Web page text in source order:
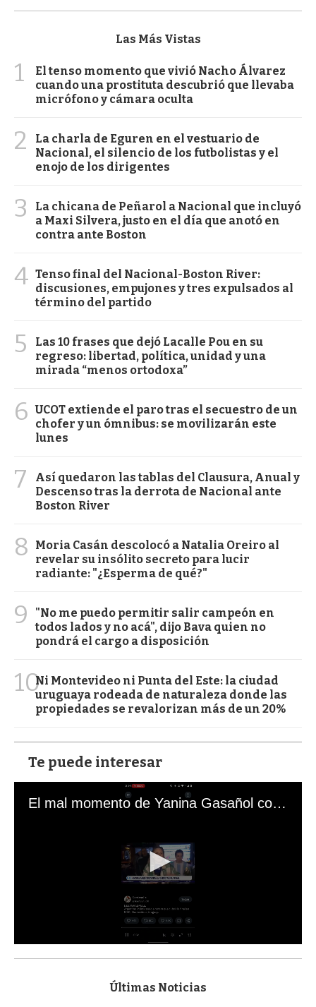
Las Más Vistas
1
El tenso momento que vivió Nacho Álvarez
cuando una prostituta descubrió que llevaba
micrófono y cámara oculta
2
La charla de Eguren en el vestuario de
Nacional, el silencio de los futbolistas y el
enojo de los dirigentes
3
La chicana de Peñarol a Nacional que incluyó
a Maxi Silvera, justo en el día que anotó en
contra ante Boston
4 Tenso final del Nacional-Boston River:
discusiones, empujones y tres expulsados al
término del partido
5
Las 10 frases que dejó Lacalle Pou en su
regreso: libertad, política, unidad y una
mirada “menos ortodoxa”
6 UCOT extiende el paro tras el secuestro de un
chofer y un ómnibus: se movilizarán este
lunes
7
Así quedaron las tablas del Clausura, Anual y
Descenso tras la derrota de Nacional ante
Boston River
8
Moria Casán descolocó a Natalia Oreiro al
revelar su insólito secreto para lucir
radiante: "¿Esperma de qué?"
9
"No me puedo permitir salir campeón en
todos lados y no acá", dijo Bava quien no
pondrá el cargo a disposición
10Ni Montevideo ni Punta del Este: la ciudad
uruguaya rodeada de naturaleza donde las
propiedades se revalorizan más de un 20%
Te puede interesar
El mal momento de Yanina Gasañol con un hincha argentino en "Subrayado"
s
Últimas Noticias